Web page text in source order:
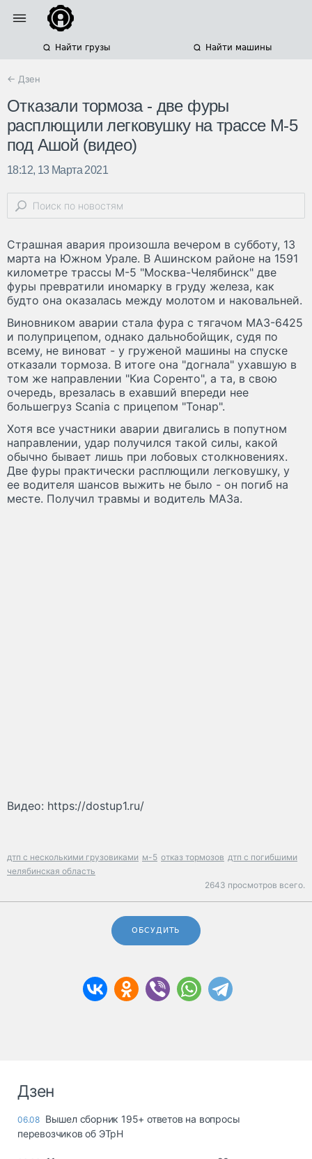
Найти грузы Найти машины
← Дзен
Отказали тормоза - две фуры
расплющили легковушку на трассе М-5
под Ашой (видео)
18:12, 13 Марта 2021
Страшная авария произошла вечером в субботу, 13
марта на Южном Урале. В Ашинском районе на 1591
километре трассы М-5 "Москва-Челябинск" две
фуры превратили иномарку в груду железа, как
будто она оказалась между молотом и наковальней.
Виновником аварии стала фура с тягачом МАЗ-6425
и полуприцепом, однако дальнобойщик, судя по
всему, не виноват - у груженой машины на спуске
отказали тормоза. В итоге она "догнала" ухавшую в
том же направлении "Киа Соренто", а та, в свою
очередь, врезалась в ехавший впереди нее
большегруз Scania с прицепом "Тонар".
Хотя все участники аварии двигались в попутном
направлении, удар получился такой силы, какой
обычно бывает лишь при лобовых столкновениях.
Две фуры практически расплющили легковушку, у
ее водителя шансов выжить не было - он погиб на
месте. Получил травмы и водитель МАЗа.
Видео: https://dostup1.ru/
дтп с несколькими грузовиками м-5 отказ тормозов дтп с погибшими
челябинская область
2643 просмотров всего.
ОБСУДИТЬ
Дзен
06.08 Вышел сборник 195+ ответов на вопросы
перевозчиков об ЭТрН